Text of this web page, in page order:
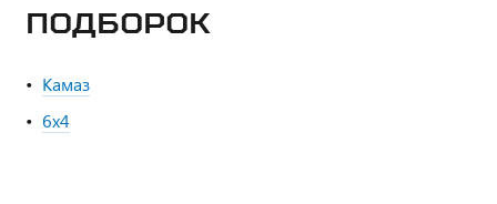
ПОДБОРОК
Камаз
6х4